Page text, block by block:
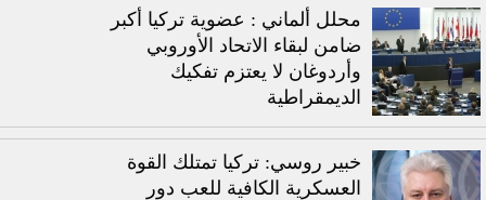
محلل ألماني : عضوية تركيا أكبر
ضامن لبقاء الاتحاد الأوروبي
وأردوغان لا يعتزم تفكيك
الديمقراطية
خبير روسي: تركيا تمتلك القوة
العسكرية الكافية للعب دور